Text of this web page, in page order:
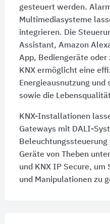
gesteuert werden.
Multimediasysteme
integrieren. Die
Assistant, Amazon
App, Bediengeräte
KNX ermöglicht eine
Energieausnutzung
sowie die
KNX-Installationen
Gateways mit DALI-
Beleuchtungssteuerung
Geräte von Theben
und KNX IP Secure,
und Manipulationen zu